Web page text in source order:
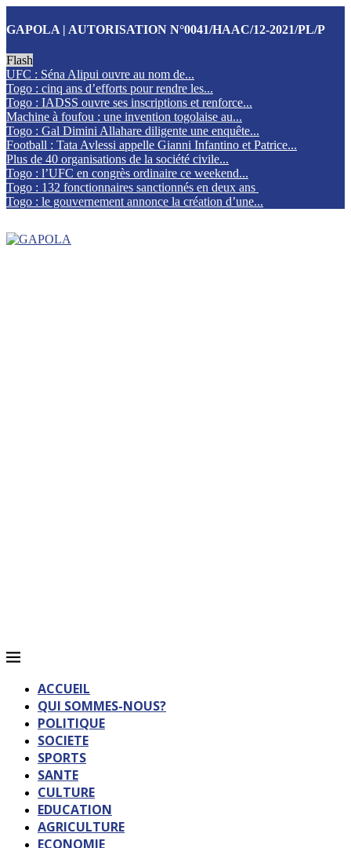
GAPOLA | AUTORISATION N°0041/HAAC/12-2021/PL/P
Flash
UFC : Séna Alipui ouvre au nom de...
Togo : cinq ans d’efforts pour rendre les...
Togo : IADSS ouvre ses inscriptions et renforce...
Machine à foufou : une invention togolaise au...
Togo : Gal Dimini Allahare diligente une enquête...
Football : Tata Avlessi appelle Gianni Infantino et Patrice...
Plus de 40 organisations de la société civile...
Togo : l’UFC en congrès ordinaire ce weekend...
Togo : 132 fonctionnaires sanctionnés en deux ans
Togo : le gouvernement annonce la création d’une...
ACCUEIL
QUI SOMMES-NOUS?
POLITIQUE
SOCIETE
SPORTS
SANTE
CULTURE
EDUCATION
AGRICULTURE
ECONOMIE